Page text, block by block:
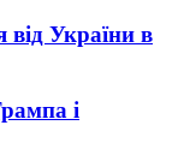
від України в
і